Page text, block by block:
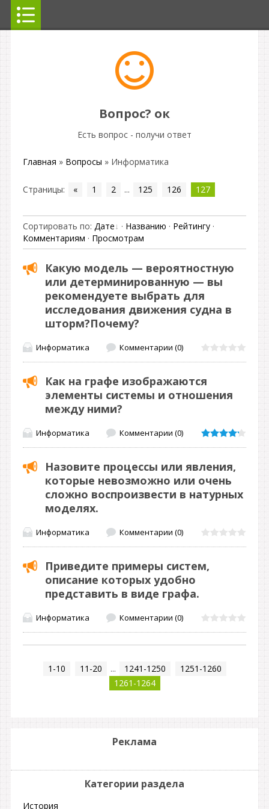
Вопрос? ок
Есть вопрос - получи ответ
Главная » Вопросы » Информатика
Страницы: « 1 2 ... 125 126 127
Сортировать по: Дате · Названию · Рейтингу ·
Комментариям · Просмотрам
Какую модель — вероятностную
или детерминированную — вы
рекомендуете выбрать для
исследования движения судна в
шторм?Почему?
Информатика Комментарии (0)
Как на графе изображаются
элементы системы и отношения
между ними?
Информатика Комментарии (0)
Назовите процессы или явления,
которые невозможно или очень
сложно воспроизвести в натурных
моделях.
Информатика Комментарии (0)
Приведите примеры систем,
описание которых удобно
представить в виде графа.
Информатика Комментарии (0)
1-10 11-20 ... 1241-1250
1251-1260
1261-1264
Реклама
Категории раздела
История